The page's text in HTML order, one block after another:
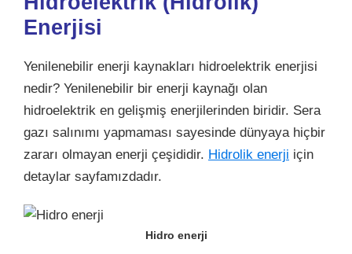
Enerjisi
Yenilenebilir enerji kaynakları hidroelektrik enerjisi
nedir? Yenilenebilir bir enerji kaynağı olan
hidroelektrik en gelişmiş enerjilerinden biridir. Sera
gazı salınımı yapmaması sayesinde dünyaya hiçbir
zararı olmayan enerji çeşididir. Hidrolik enerji için
detaylar sayfamızdadır.
Hidro enerji